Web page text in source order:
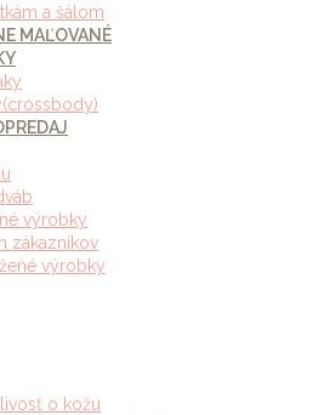
a šálom
MAĽOVANÉ
výrobky
zákazníkov
výrobky
o kožu